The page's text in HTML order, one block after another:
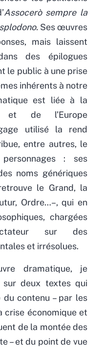
Assocerò sempre la
Ses œuvres
mais laissent
des épilogues
le public à une prise
inhérents à notre
est liée à la
et de l’Europe
utilisé la rend
entre autres, le
: ses
noms génériques
le Grand, la
Ordre…–, qui en
chargées
sur des
et irrésolues.
dramatique, je
sur deux textes qui
contenu – par les
crise économique et
de la montée des
– et du point de vue